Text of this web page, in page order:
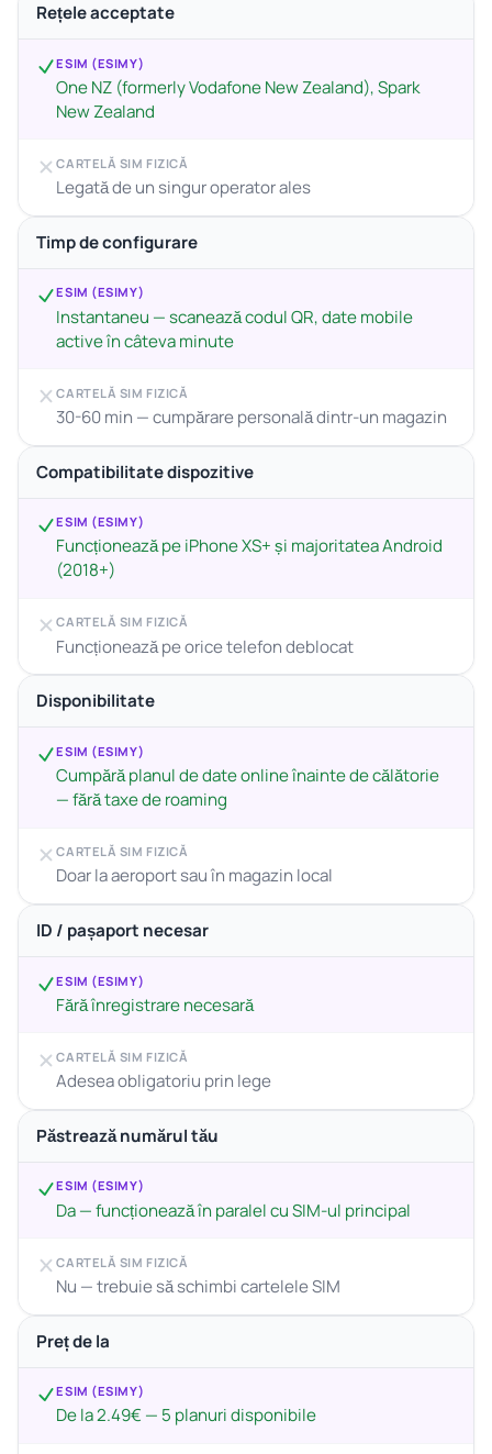
Rețele acceptate
ESIM (ESIMY)
One NZ (formerly Vodafone New Zealand), Spark
New Zealand
CARTELĂ SIM FIZICĂ
Legată de un singur operator ales
Timp de configurare
ESIM (ESIMY)
Instantaneu — scanează codul QR, date mobile
active în câteva minute
CARTELĂ SIM FIZICĂ
30-60 min — cumpărare personală dintr-un magazin
Compatibilitate dispozitive
ESIM (ESIMY)
Funcționează pe iPhone XS+ și majoritatea Android
(2018+)
CARTELĂ SIM FIZICĂ
Funcționează pe orice telefon deblocat
Disponibilitate
ESIM (ESIMY)
Cumpără planul de date online înainte de călătorie
— fără taxe de roaming
CARTELĂ SIM FIZICĂ
Doar la aeroport sau în magazin local
ID / pașaport necesar
ESIM (ESIMY)
Fără înregistrare necesară
CARTELĂ SIM FIZICĂ
Adesea obligatoriu prin lege
Păstrează numărul tău
ESIM (ESIMY)
Da — funcționează în paralel cu SIM-ul principal
CARTELĂ SIM FIZICĂ
Nu — trebuie să schimbi cartelele SIM
Preț de la
ESIM (ESIMY)
De la 2.49€ — 5 planuri disponibile